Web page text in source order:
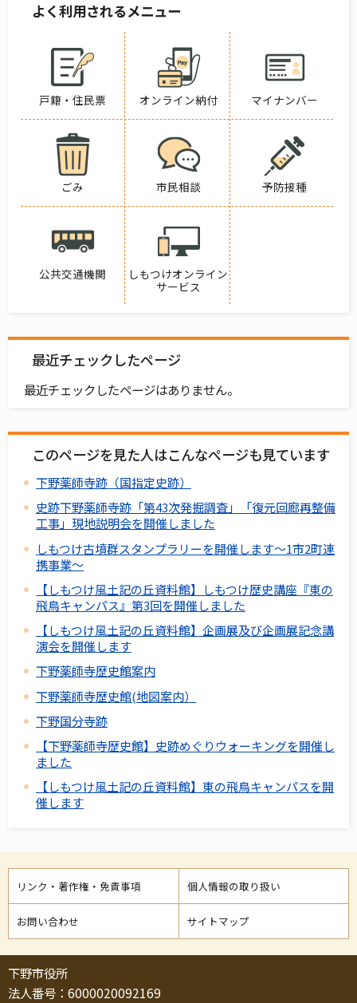
よく利用されるメニュー
戸籍・住民票 オンライン納付 マイナンバー
ごみ 市民相談 予防接種
公共交通機関
しもつけオンライン
サービス
最近チェックしたページ
最近チェックしたページはありません。
このページを見た人はこんなページも見ています
下野薬師寺跡（国指定史跡）
史跡下野薬師寺跡「第43次発掘調査」「復元回廊再整備
工事」現地説明会を開催しました
しもつけ古墳群スタンプラリーを開催します～1市2町連
携事業～
【しもつけ風土記の丘資料館】しもつけ歴史講座『東の
飛鳥キャンパス』第3回を開催しました
【しもつけ風土記の丘資料館】企画展及び企画展記念講
演会を開催します
下野薬師寺歴史館案内
下野薬師寺歴史館(地図案内）
下野国分寺跡
【下野薬師寺歴史館】史跡めぐりウォーキングを開催し
ました
【しもつけ風土記の丘資料館】東の飛鳥キャンパスを開
催します
リンク・著作権・免責事項 個人情報の取り扱い
お問い合わせ サイトマップ
下野市役所
法人番号：6000020092169